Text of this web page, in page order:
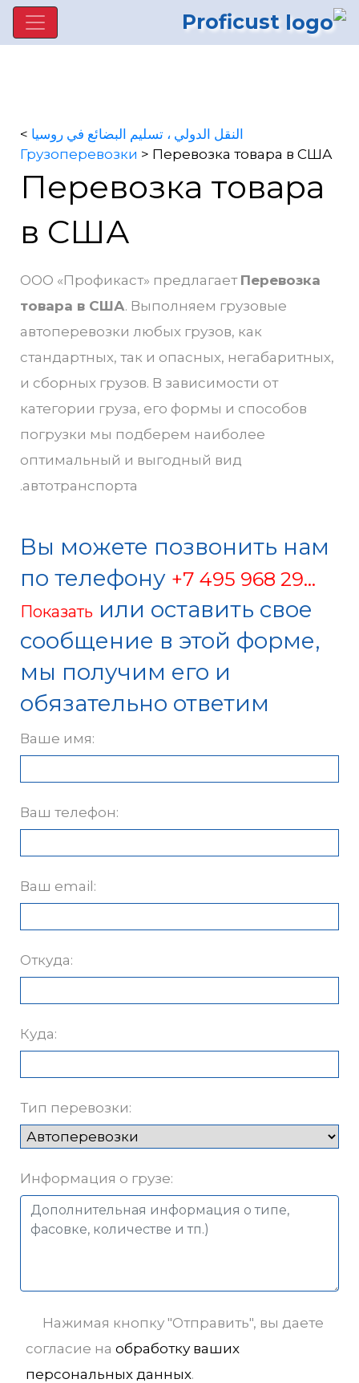
النقل الدولي ، تسليم البضائع في روسيا >
Грузоперевозки > Перевозка товара в США
Перевозка товара
в США
ООО «Профикаст» предлагает Перевозка
товара в США. Выполняем грузовые
автоперевозки любых грузов, как
стандартных, так и опасных, негабаритных,
и сборных грузов. В зависимости от
категории груза, его формы и способов
погрузки мы подберем наиболее
оптимальный и выгодный вид
автотранспорта.
Вы можете позвонить нам
по телефону +7 495 968 29...
Показать или оставить свое
сообщение в этой форме,
мы получим его и
обязательно ответим
Ваше имя:
Ваш телефон:
Ваш email:
Откуда:
Куда:
Тип перевозки:
Информация о грузе:
Нажимая кнопку "Отправить", вы даете
согласие на обработку ваших
персональных данных.